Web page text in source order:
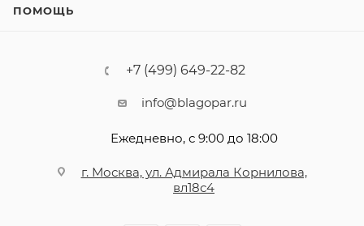
ПОМОЩЬ
+7 (499) 649-22-82
info@blagopar.ru
Ежедневно, с 9:00 до 18:00
г. Москва, ул. Адмирала Корнилова,
вл18с4